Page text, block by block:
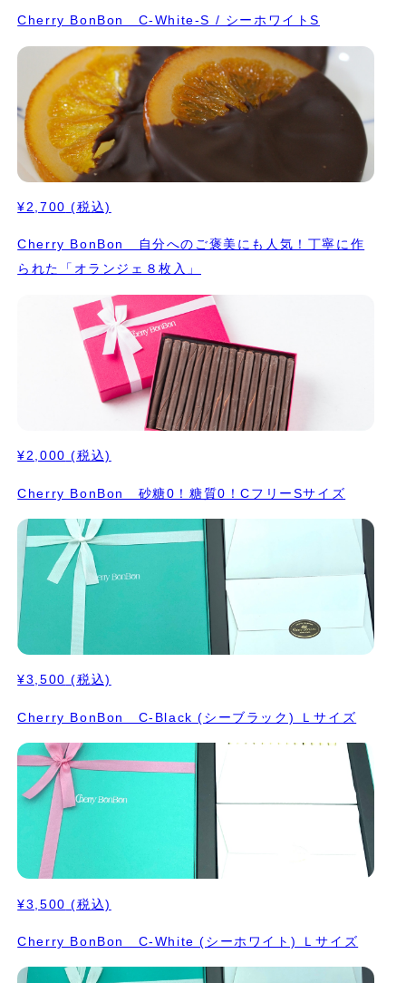
Cherry BonBon C-White-S / シーホワイトS
¥2,700 (税込)
Cherry BonBon 自分へのご褒美にも人気！丁寧に作
られた「オランジェ８枚入」
¥2,000 (税込)
Cherry BonBon 砂糖0！糖質0！CフリーSサイズ
¥3,500 (税込)
Cherry BonBon C-Black (シーブラック) Ｌサイズ
¥3,500 (税込)
Cherry BonBon C-White (シーホワイト) Ｌサイズ